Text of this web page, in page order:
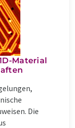
Material
Die